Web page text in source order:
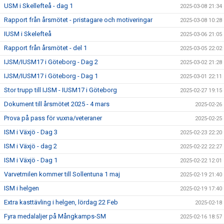
USM i Skellefteå - dag 1 2025-03-08 21:34
Rapport från årsmötet - pristagare och motiveringar 2025-03-08 10:28
IUSM i Skelefteå 2025-03-06 21:05
Rapport från årsmötet - del 1 2025-03-05 22:02
IJSM/IUSM17 i Göteborg - Dag 2 2025-03-02 21:28
IJSM/IUSM17 i Göteborg - Dag 1 2025-03-01 22:11
Stor trupp till IJSM - IUSM17 i Göteborg 2025-02-27 19:15
Dokument till årsmötet 2025 - 4 mars 2025-02-26
Prova på pass för vuxna/veteraner 2025-02-25
ISM i Växjö - Dag 3 2025-02-23 22:20
ISM i Växjö - dag 2 2025-02-22 22:27
ISM i Växjö - Dag 1 2025-02-22 12:01
Varvetmilen kommer till Sollentuna 1 maj 2025-02-19 21:40
ISM i helgen 2025-02-19 17:40
Extra kasttävling i helgen, lördag 22 Feb 2025-02-18
Fyra medalaljer på Mångkamps-SM 2025-02-16 18:57